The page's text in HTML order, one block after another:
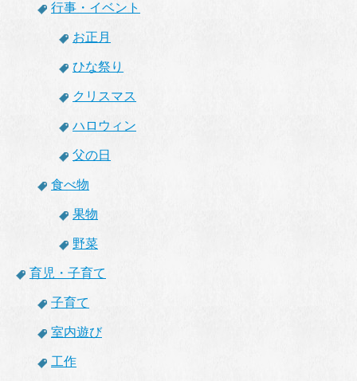
行事・イベント
お正月
ひな祭り
クリスマス
ハロウィン
父の日
食べ物
果物
野菜
育児・子育て
子育て
室内遊び
工作